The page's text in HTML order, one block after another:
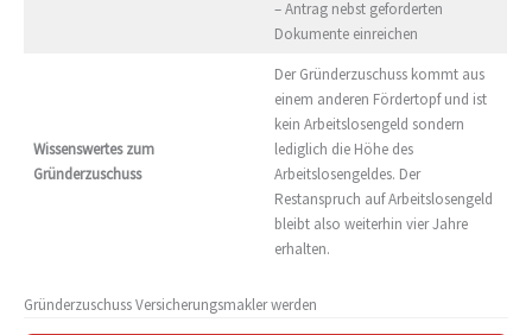
– Antrag nebst geforderten
Dokumente einreichen
Wissenswertes zum
Gründerzuschuss
Der Gründerzuschuss kommt aus
einem anderen Fördertopf und ist
kein Arbeitslosengeld sondern
lediglich die Höhe des
Arbeitslosengeldes. Der
Restanspruch auf Arbeitslosengeld
bleibt also weiterhin vier Jahre
erhalten.
Gründerzuschuss Versicherungsmakler werden